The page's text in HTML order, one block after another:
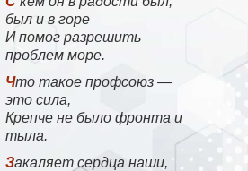
был и в горе
И помог разрешить
проблем море.
Что такое профсоюз —
это сила,
Крепче не было фронта и
тыла.
Закаляет сердца наши,